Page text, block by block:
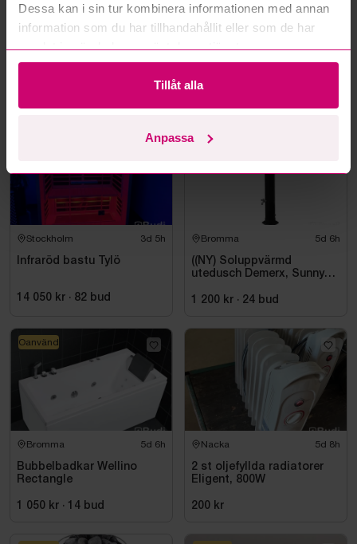
Dessa kan i sin tur kombinera informationen med annan
information som du har tillhandahållit eller som de har
samlat in när du har använt deras tjänster.
Tillåt alla
Anpassa
Läs fler frågor och svar
Mer från samma kategori
Stockholm 3d 5h
Infraröd bastu Tylö
14 050 kr · 82 bud
Bromma 5d 6h
((NY) Soluppvärmd
utedusch Demerx, Sunny
1 200 kr · 24 bud
Bromma 5d 6h
Bubbelbadkar Wellino
Rectangle
1 050 kr · 14 bud
Oanvänd
Nacka 5d 8h
2 st oljefyllda radiatorer
Eligent, 800W
200 kr